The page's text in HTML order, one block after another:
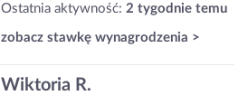
Ostatnia aktywność: 2 tygodnie temu
zobacz stawkę wynagrodzenia >
Wiktoria R.